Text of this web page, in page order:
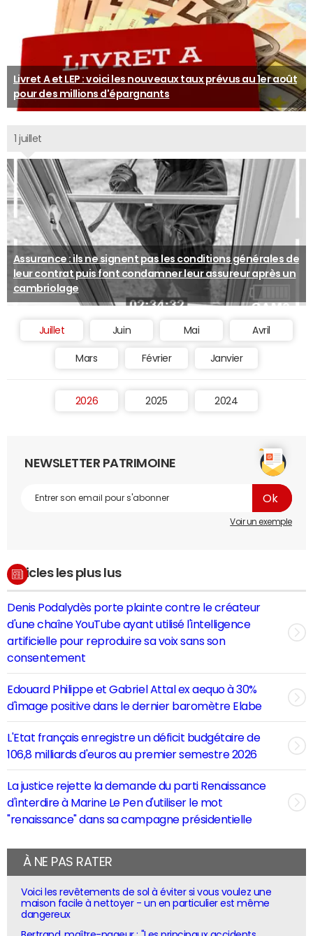
Livret A et LEP : voici les nouveaux taux prévus au 1er août
pour des millions d'épargnants
1 juillet
Assurance : ils ne signent pas les conditions générales de
leur contrat puis font condamner leur assureur après un
cambriolage
Juillet Juin Mai Avril
Mars Février Janvier
2026 2025 2024
NEWSLETTER PATRIMOINE
Voir un exemple
Articles les plus lus
Denis Podalydès porte plainte contre le créateur
d'une chaîne YouTube ayant utilisé l'intelligence
artificielle pour reproduire sa voix sans son
consentement
Edouard Philippe et Gabriel Attal ex aequo à 30%
d'image positive dans le dernier baromètre Elabe
L'Etat français enregistre un déficit budgétaire de
106,8 milliards d'euros au premier semestre 2026
La justice rejette la demande du parti Renaissance
d'interdire à Marine Le Pen d'utiliser le mot
"renaissance" dans sa campagne présidentielle
À NE PAS RATER
Voici les revêtements de sol à éviter si vous voulez une
maison facile à nettoyer - un en particulier est même
dangereux